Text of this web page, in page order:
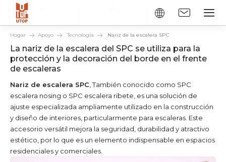
Hogar Apoyo Tecnología Nariz de la escalera SPC
La nariz de la escalera del SPC se utiliza para la
protección y la decoración del borde en el frente
de escaleras
Nariz de escalera SPC , También conocido como SPC
escalera nosing o SPC escalera ribete, es una solución de
ajuste especializada ampliamente utilizado en la construcción
y diseño de interiores, particularmente para escaleras. Este
accesorio versátil mejora la seguridad, durabilidad y atractivo
estético, por lo que es un elemento indispensable en espacios
residenciales y comerciales.